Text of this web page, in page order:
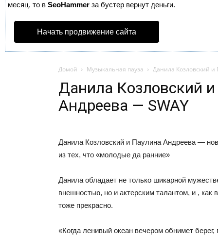
месяц, то в SeoHammer за бустер вернут деньги.
Начать продвижение сайта
Домой Музыкальная пауза Данила Козловский
Данила Козловский
Андреева — SWAY
Данила Козловский и Паулина Андреева —
из тех, что «молодые да ранние»
Данила обладает не только шикарной
внешностью, но и актерским талантом, и , как
тоже прекрасно.
«Когда ленивый океан вечером обнимет